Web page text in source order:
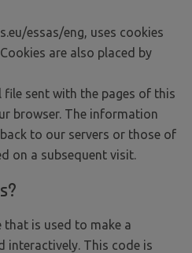
essas/eng, uses cookies
are also placed by
file sent with the pages of this
browser. The information
to our servers or those of
on a subsequent visit.
is used to make a
interactively. This code is